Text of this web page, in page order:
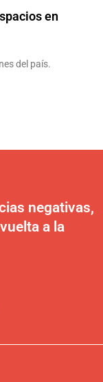
en
del país.
negativas,
a la